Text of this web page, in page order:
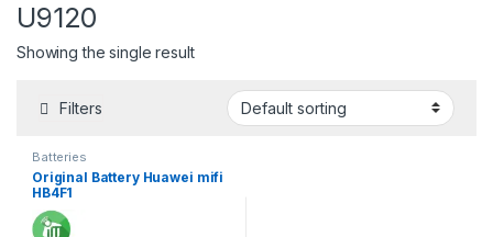
U9120
Showing the single result
Filters
Batteries
Original Battery Huawei mifi
HB4F1